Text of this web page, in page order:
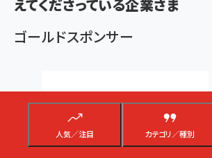
人気／注目 カテゴリ／種別
えてくださっている企業さま
ゴールドスポンサー